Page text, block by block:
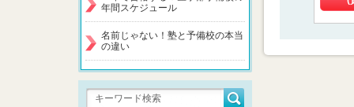
年間スケジュール
名前じゃない！塾と予備校の本当
の違い